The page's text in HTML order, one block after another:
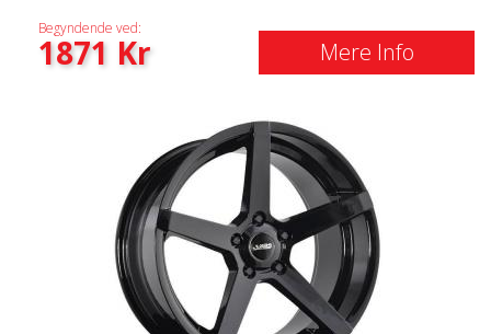
Begyndende ved:
1871 Kr Mere Info